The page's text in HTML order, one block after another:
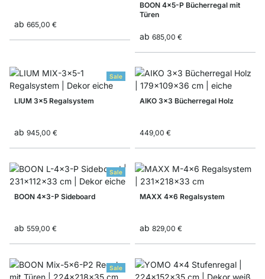
ab 665,00 €
BOON 4x5-P Bücherregal mit
Türen
ab 685,00 €
Sale
LIUM 3x5 Regalsystem
ab 945,00 €
AIKO 3x3 Bücherregal Holz
449,00 €
Sale
BOON 4x3-P Sideboard
ab 559,00 €
MAXX 4x6 Regalsystem
ab 829,00 €
Sale